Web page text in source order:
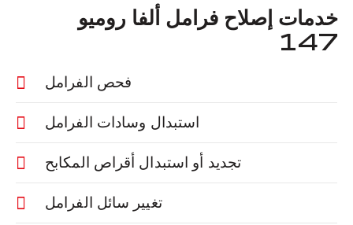
خدمات إصلاح فرامل ألفا روميو
147
فحص الفرامل
استبدال وسادات الفرامل
تجديد أو استبدال أقراص المكابح
تغيير سائل الفرامل